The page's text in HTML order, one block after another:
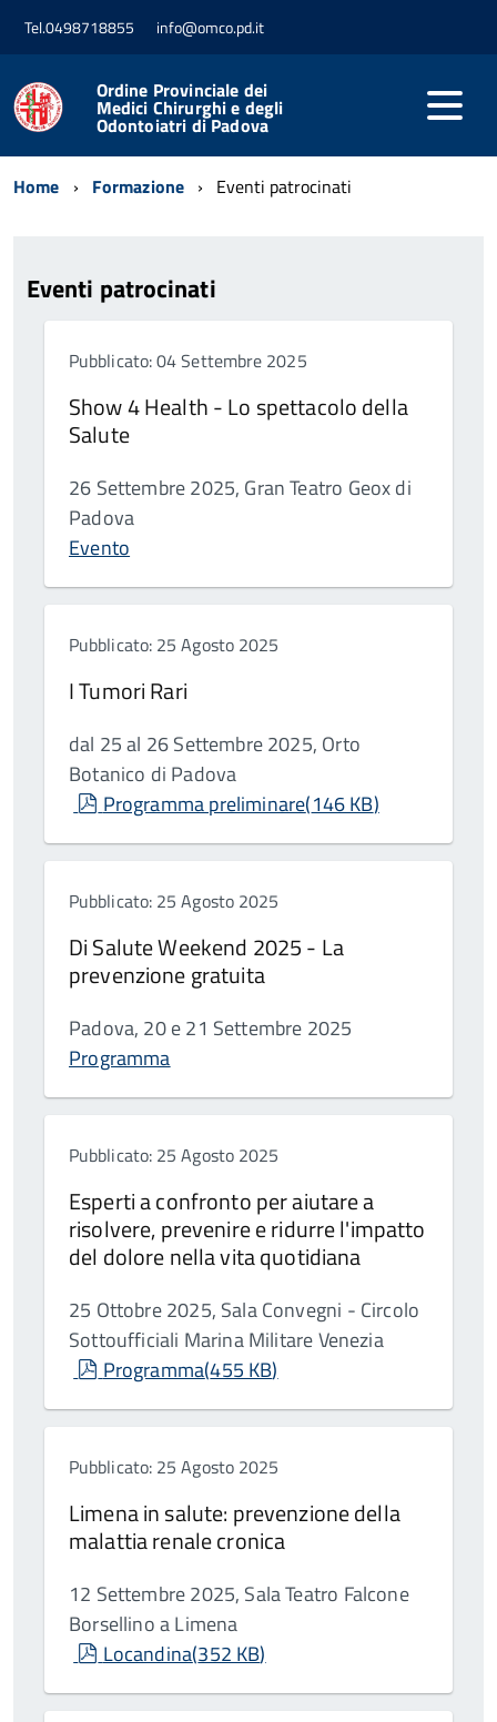
Tel.0498718855 info@omco.pd.it
Ordine Provinciale dei
Medici Chirurghi e degli
Odontoiatri di Padova
Home Formazione Eventi patrocinati
Eventi patrocinati
Pubblicato: 04 Settembre 2025
Show 4 Health - Lo spettacolo della
Salute
26 Settembre 2025, Gran Teatro Geox di
Padova
Evento
Pubblicato: 25 Agosto 2025
I Tumori Rari
dal 25 al 26 Settembre 2025, Orto
Botanico di Padova
pdf
Programma preliminare(146 KB)
Pubblicato: 25 Agosto 2025
Di Salute Weekend 2025 - La
prevenzione gratuita
Padova, 20 e 21 Settembre 2025
Programma
Pubblicato: 25 Agosto 2025
Esperti a confronto per aiutare a
risolvere, prevenire e ridurre l'impatto
del dolore nella vita quotidiana
25 Ottobre 2025, Sala Convegni - Circolo
Sottoufficiali Marina Militare Venezia
pdf
Programma(455 KB)
Pubblicato: 25 Agosto 2025
Limena in salute: prevenzione della
malattia renale cronica
12 Settembre 2025, Sala Teatro Falcone
Borsellino a Limena
pdf
Locandina(352 KB)